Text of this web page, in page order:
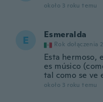
około 3 roku temu
E Esmeralda
Rok dołączenia
Esta hermoso,
es músico
tal como se ve
około 3 roku temu